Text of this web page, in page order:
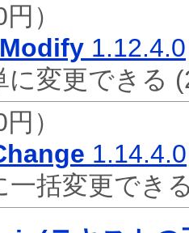
）
1.12.4.0
に変更できる
）
1.14.4.0
一括変更でき